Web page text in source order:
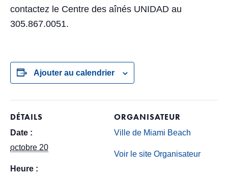
contactez le Centre des aînés UNIDAD au
305.867.0051.
Ajouter au calendrier
DÉTAILS
Date :
octobre 20
Heure :
ORGANISATEUR
Ville de Miami Beach
Voir le site Organisateur